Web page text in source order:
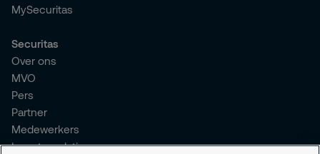
MySecuritas
Securitas
Over ons
MVO
Pers
Partner
Medewerkers
Investor relations